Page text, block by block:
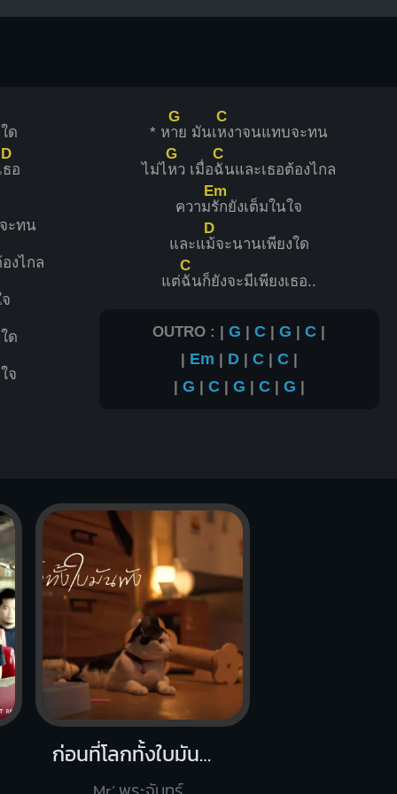
ด
D
ธอ
ะทน
งไกล
ด
จ
* ห
G
าย มันเ
C
หงาจนแทบจะทน
ไม่ไ
G
หว เมื่อ
C
ฉันและเธอต้องไกล
ความ
Em
รักยังเต็มในใจ
และแ
D
ม้จะนานเพียงใด
แต่
C
ฉันก็ยังจะมีเพียงเธอ..
OUTRO : |G |C |G |C |
| Em | D| C | C |
| G | C | G | C | G |
ก่อนที่โลกทั้งใบมันพัง